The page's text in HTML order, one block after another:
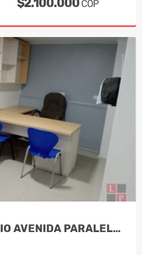
$2.100.000 COP
VENTA CONSULTORIO AVENIDA PARALELA MA…